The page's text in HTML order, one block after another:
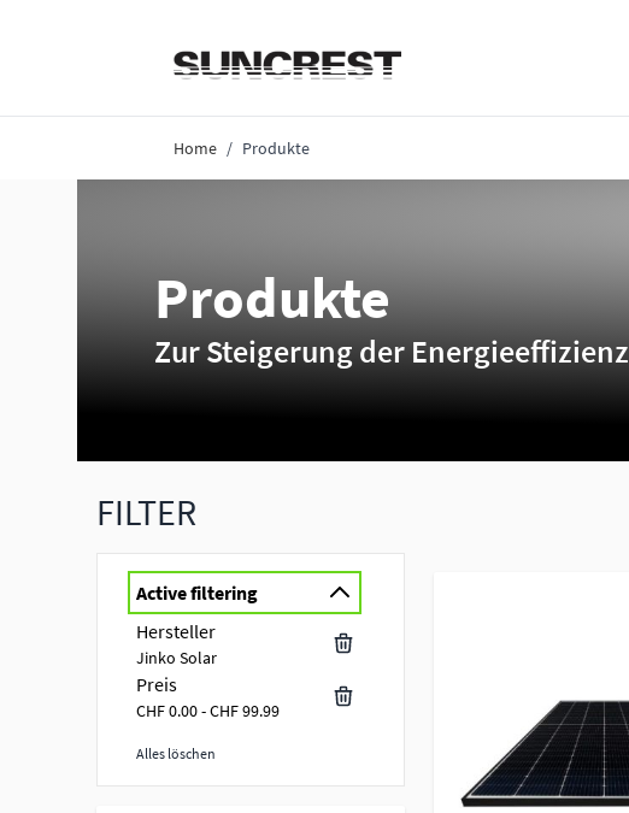
Home / Produkte
Produkte
Zur Steigerung der Energieeffizienz
FILTER
Active filtering
Hersteller
Jinko Solar
Preis
CHF 0.00 - CHF 99.99
Alles löschen